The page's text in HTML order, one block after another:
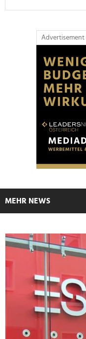
Advertisement
MEHR NEWS